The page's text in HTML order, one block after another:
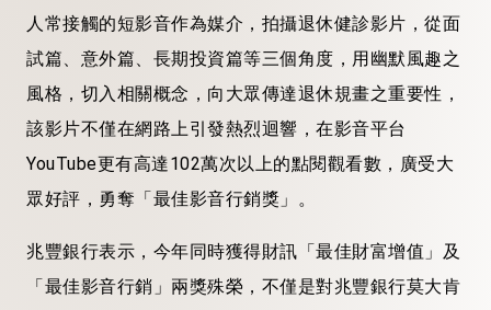
人常接觸的短影音作為媒介，拍攝退休健診影片，從面
試篇、意外篇、長期投資篇等三個角度，用幽默風趣之
風格，切入相關概念，向大眾傳達退休規畫之重要性，
該影片不僅在網路上引發熱烈迴響，在影音平台
YouTube更有高達102萬次以上的點閱觀看數，廣受大
眾好評，勇奪「最佳影音行銷獎」。
兆豐銀行表示，今年同時獲得財訊「最佳財富增值」及
「最佳影音行銷」兩獎殊榮，不僅是對兆豐銀行莫大肯